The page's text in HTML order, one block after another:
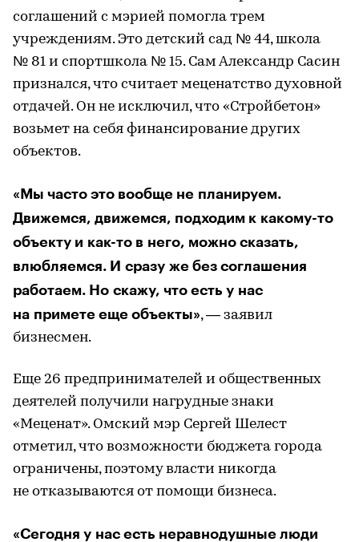
соглашений с мэрией помогла трем
учреждениям. Это детский сад № 44, школа
№ 81 и спортшкола № 15. Сам Александр Сасин
признался, что считает меценатство духовной
отдачей. Он не исключил, что «Стройбетон»
возьмет на себя финансирование других
объектов.
«Мы часто это вообще не планируем.
Движемся, движемся, подходим к какому-то
объекту и как-то в него, можно сказать,
влюбляемся. И сразу же без соглашения
работаем. Но скажу, что есть у нас
на примете еще объекты», — заявил
бизнесмен.
Еще 26 предпринимателей и общественных
деятелей получили нагрудные знаки
«Меценат». Омский мэр Сергей Шелест
отметил, что возможности бюджета города
ограничены, поэтому власти никогда
не отказываются от помощи бизнеса.
«Сегодня у нас есть неравнодушные люди